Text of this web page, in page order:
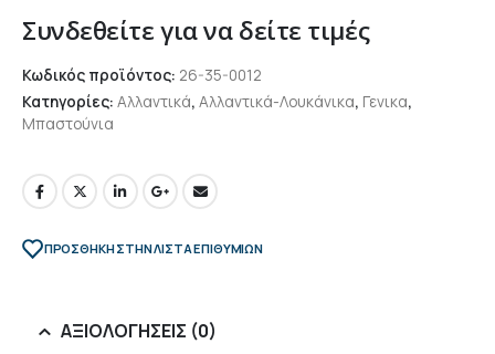
Συνδεθείτε για να δείτε τιμές
Κωδικός προϊόντος: 26-35-0012
Κατηγορίες: Αλλαντικά, Αλλαντικά-Λουκάνικα, Γενικα,
Μπαστούνια
ΠΡΌΣΘΉΚΗ ΣΤΗΝ ΛΊΣΤΑ ΕΠΙΘΥΜΙΏΝ
ΑΞΙΟΛΟΓΉΣΕΙΣ (0)